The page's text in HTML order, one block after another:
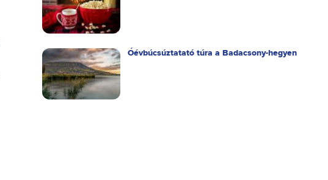
Óévbúcsúztatató túra a Badacsony-hegyen